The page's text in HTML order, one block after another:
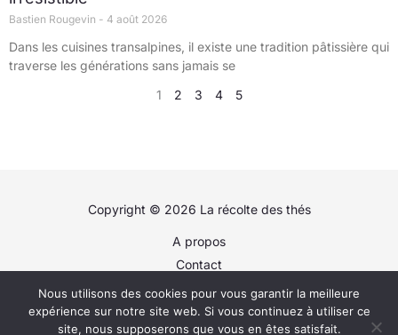
Bastien Rougevin 4 août 2026
Dans les cuisines transalpines, il existe une tradition pâtissière qui
traverse les générations sans jamais se
1
2 3 4 5
Copyright © 2026 La récolte des thés
A propos
Contact
Plan du site
Politique de confidentialité
Nous utilisons des cookies pour vous garantir la meilleure
expérience sur notre site web. Si vous continuez à utiliser ce
site, nous supposerons que vous en êtes satisfait.